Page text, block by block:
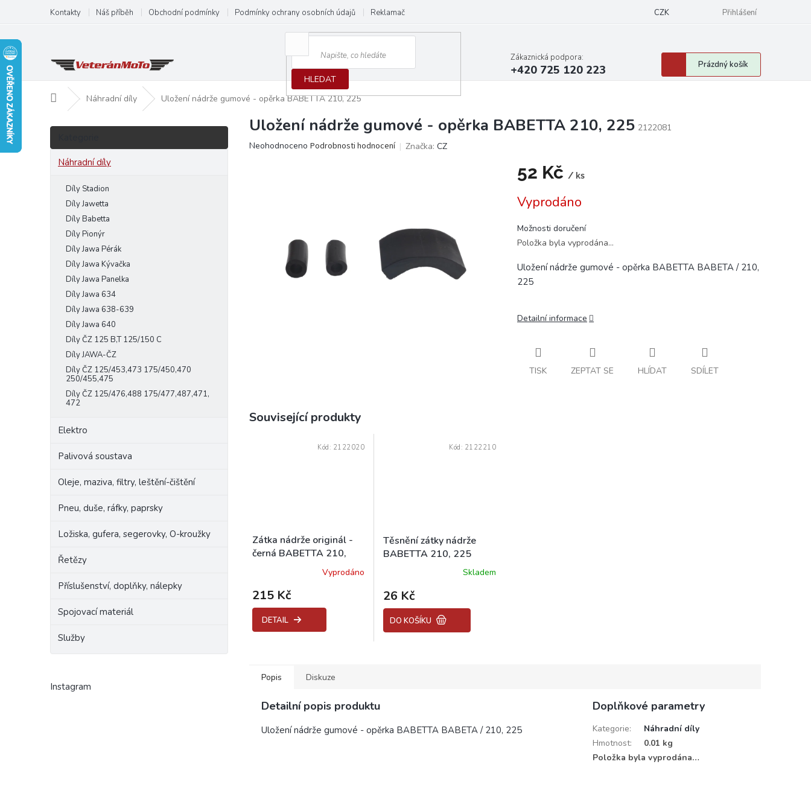
obsah
Kontakty Náš příběh Obchodní podmínky Podmínky ochrany osobních údajů Reklamační protokol CZK Přihlášení
HLEDAT
Zákaznická podpora:
+420 725 120 223
Nákupní
košík
Prázdný košík
Domů Náhradní díly Uložení nádrže gumové - opěrka BABETTA 210, 225
P
s
Přeskočit
Náhradní díly
Díly Stadion
Díly Jawetta
Díly Babetta
Díly Pionýr
Díly Jawa Pérák
Díly Jawa Kývačka
Díly Jawa Panelka
Díly Jawa 634
Díly Jawa 638-639
Díly Jawa 640
Díly ČZ 125 B,T 125/150 C
Díly JAWA-ČZ
Díly ČZ 125/453,473 175/450,470
250/455,475
Díly ČZ 125/476,488 175/477,487,471,
472
Elektro
Palivová soustava
Oleje, maziva, filtry, leštění-čištění
Pneu, duše, ráfky, paprsky
Ložiska, gufera, segerovky, O-kroužky
Řetězy
Příslušenství, doplňky, nálepky
Spojovací materiál
Služby
Instagram
Uložení nádrže gumové - opěrka BABETTA 210, 225 2122081
Průměrné
Neohodnoceno Podrobnosti hodnocení Značka: CZ
52 Kč / ks
cena:
Vyprodáno
Možnosti doručení
Položka byla vyprodána…
Uložení nádrže gumové - opěrka BABETTA BABETA / 210,
225
Detailní informace
TISK ZEPTAT SE HLÍDAT SDÍLET
Související produkty
Zátka nádrže originál -
černá BABETTA 210,
Vyprodáno
215 Kč
DETAIL
Kód: 2122020
Těsnění zátky nádrže
BABETTA 210, 225
Skladem
26 Kč
DO KOŠÍKU
Kód: 2122210
Popis Diskuze
Detailní popis produktu
Uložení nádrže gumové - opěrka BABETTA BABETA / 210, 225
Doplňkové parametry
Kategorie:
Náhradní díly
Hmotnost:
0.01 kg
Položka byla vyprodána…